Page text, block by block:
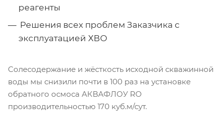
реагенты
Решения всех проблем Заказчика с
эксплуатацией ХВО
Солесодержание и жёсткость исходной скважинной
воды мы снизили почти в 100 раз на установке
обратного осмоса АКВАФЛОУ RO
производительностью 170 куб.м/сут.